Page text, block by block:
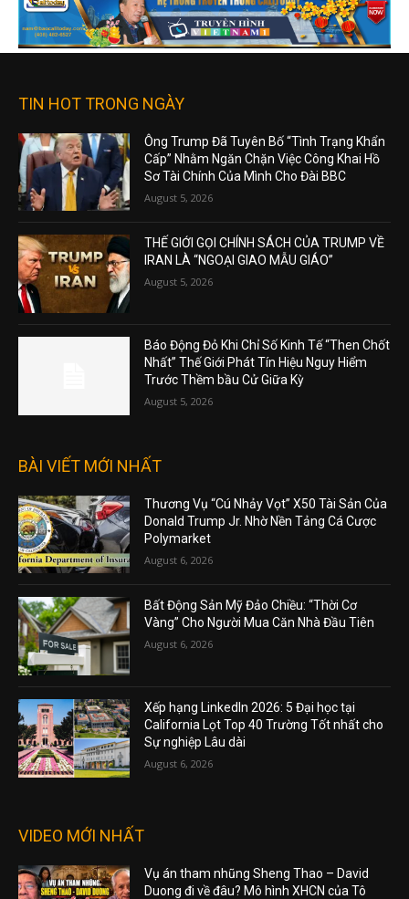
TIN HOT TRONG NGÀY
Ông Trump Đã Tuyên Bố “Tình Trạng Khẩn
Cấp” Nhằm Ngăn Chặn Việc Công Khai Hồ
Sơ Tài Chính Của Mình Cho Đài BBC
August 5, 2026
THẾ GIỚI GỌI CHÍNH SÁCH CỦA TRUMP VỀ
IRAN LÀ “NGOẠI GIAO MẪU GIÁO”
August 5, 2026
Báo Động Đỏ Khi Chỉ Số Kinh Tế “Then Chốt
Nhất” Thế Giới Phát Tín Hiệu Nguy Hiểm
Trước Thềm bầu Cử Giữa Kỳ
August 5, 2026
BÀI VIẾT MỚI NHẤT
Thương Vụ “Cú Nhảy Vọt” X50 Tài Sản Của
Donald Trump Jr. Nhờ Nền Tảng Cá Cược
Polymarket
August 6, 2026
Bất Động Sản Mỹ Đảo Chiều: “Thời Cơ
Vàng” Cho Người Mua Căn Nhà Đầu Tiên
August 6, 2026
Xếp hạng LinkedIn 2026: 5 Đại học tại
California Lọt Top 40 Trường Tốt nhất cho
Sự nghiệp Lâu dài
August 6, 2026
VIDEO MỚI NHẤT
Vụ án tham nhũng Sheng Thao – David
Duong đi về đâu? Mô hình XHCN của Tô